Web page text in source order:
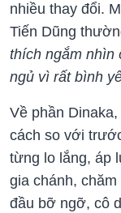
nhiều thay đổi.
Tiến Dũng
thích ngắm nhìn
ngủ vì rất bình
Về phần
cách so với
từng lo lắng, áp
gia chánh,
đầu bỡ ngỡ, cô